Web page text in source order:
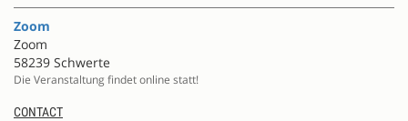
Zoom
Zoom
58239 Schwerte
Die Veranstaltung findet online statt!
CONTACT